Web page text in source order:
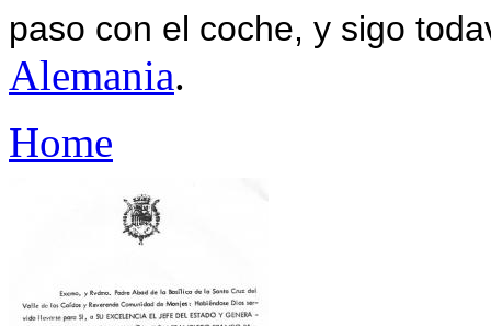
paso con el coche, y sigo
Alemania.
Home